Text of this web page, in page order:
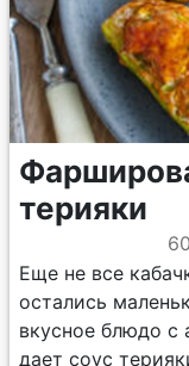
терияки
Еще не все
остались
вкусное блюдо с
дает соус